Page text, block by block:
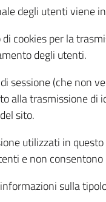
degli utenti viene
cookies per la
degli utenti.
di sessione (che
alla trasmissione di
sito.
utilizzati in
e non
sulla